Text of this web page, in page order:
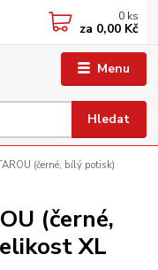
Menu
Hledat
0 ks
za 0,00 Kč
(černé, bílý potisk)
(černé,
XL